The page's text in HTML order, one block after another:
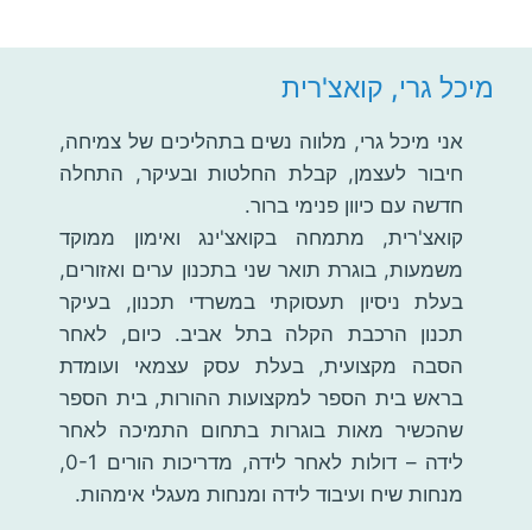
מיכל גרי, קואצ'רית
אני מיכל גרי, מלווה נשים בתהליכים של צמיחה,
חיבור לעצמן, קבלת החלטות ובעיקר, התחלה
חדשה עם כיוון פנימי ברור.
קואצ'רית, מתמחה בקואצ'ינג ואימון ממוקד
משמעות, בוגרת תואר שני בתכנון ערים ואזורים,
בעלת ניסיון תעסוקתי במשרדי תכנון, בעיקר
תכנון הרכבת הקלה בתל אביב. כיום, לאחר
הסבה מקצועית, בעלת עסק עצמאי ועומדת
בראש בית הספר למקצועות ההורות, בית הספר
שהכשיר מאות בוגרות בתחום התמיכה לאחר
לידה – דולות לאחר לידה, מדריכות הורים 0-1,
מנחות שיח ועיבוד לידה ומנחות מעגלי אימהות.